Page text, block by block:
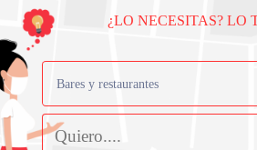
¿LO NECESITAS? LO
Bares y restaurantes